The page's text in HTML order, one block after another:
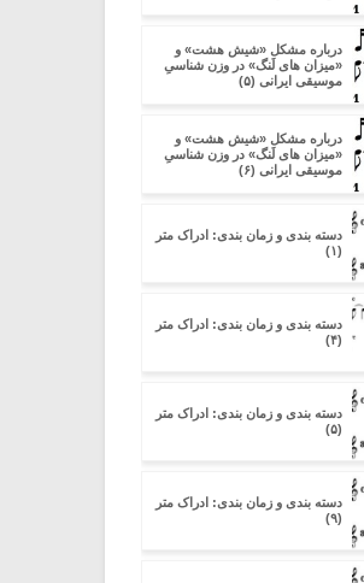
درباره مشکل «شیش هشت» و
«میزان های لَنگ» در وزن شناسیِ
موسیقی ایرانی (۵)
درباره مشکل «شیش هشت» و
«میزان های لَنگ» در وزن شناسیِ
موسیقی ایرانی (۶)
دسته بندی و زمان بندی: ادراک متر
(۱)
دسته بندی و زمان بندی: ادراک متر
(۴)
دسته بندی و زمان بندی: ادراک متر
(۵)
دسته بندی و زمان بندی: ادراک متر
(۹)